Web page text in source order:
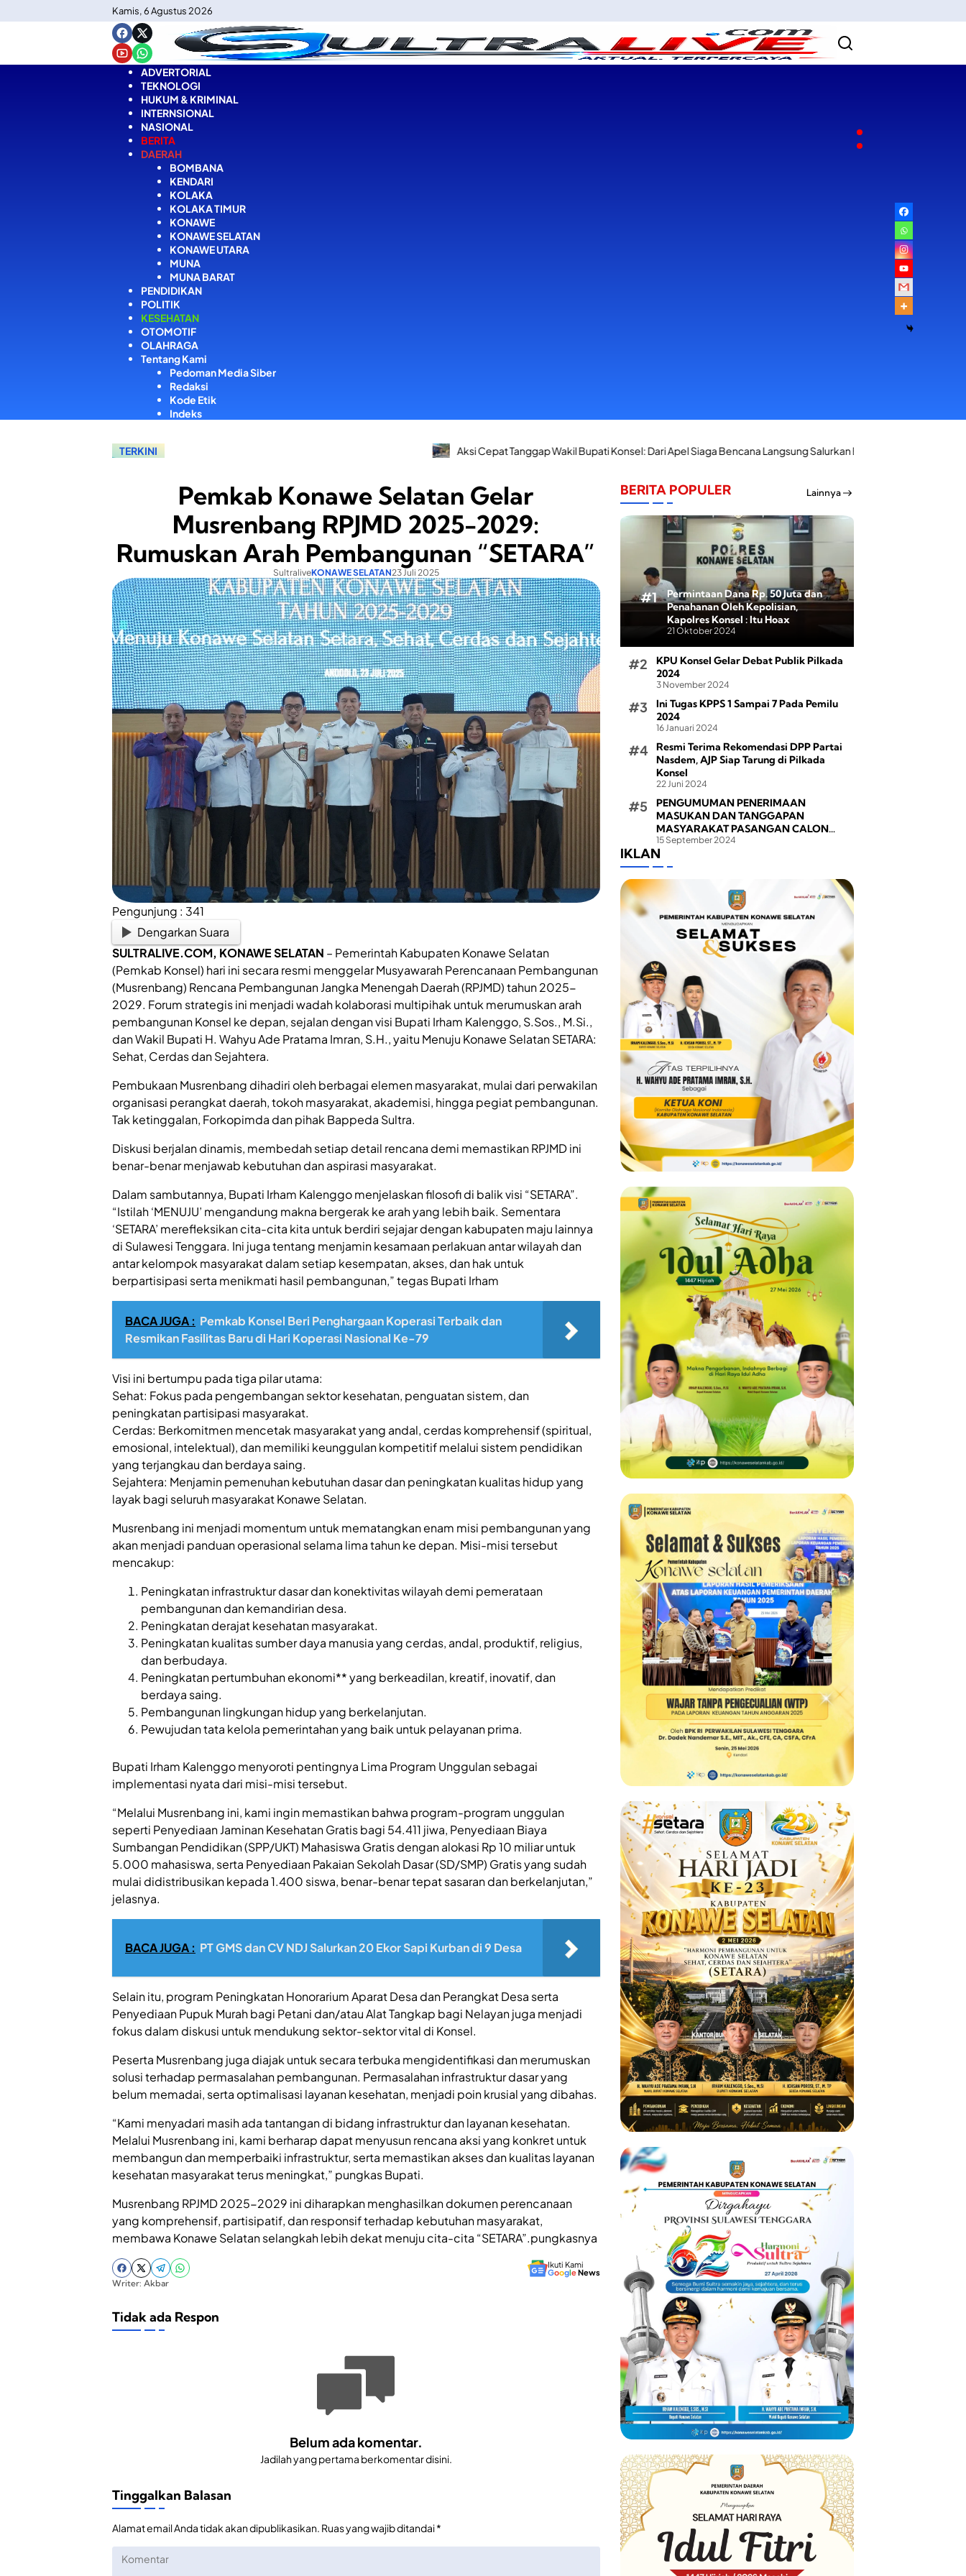
ke
Kamis, 6 Agustus 2026
ADVERTORIAL
TEKNOLOGI
HUKUM & KRIMINAL
INTERNSIONAL
NASIONAL
BERITA
DAERAH
BOMBANA
KENDARI
KOLAKA
KOLAKA TIMUR
KONAWE
KONAWE SELATAN
KONAWE UTARA
MUNA
MUNA BARAT
PENDIDIKAN
POLITIK
KESEHATAN
OTOMOTIF
OLAHRAGA
Tentang Kami
Pedoman Media Siber
Redaksi
Kode Etik
Indeks
TERKINI Aksi Cepat Tanggap Wakil Bupati Konsel: Dari Apel Siaga Bencana Langsung Salurkan Bantuan Korban Kebakaran di Palangga
Pemkab Konawe Selatan Gelar
Musrenbang RPJMD 2025-2029:
Rumuskan Arah Pembangunan “SETARA”
SultraliveKONAWE SELATAN23 Juli 2025
Pengunjung : 341
Dengarkan Suara
SULTRALIVE.COM, KONAWE SELATAN – Pemerintah Kabupaten Konawe Selatan
(Pemkab Konsel) hari ini secara resmi menggelar Musyawarah Perencanaan Pembangunan
(Musrenbang) Rencana Pembangunan Jangka Menengah Daerah (RPJMD) tahun 2025-
2029. Forum strategis ini menjadi wadah kolaborasi multipihak untuk merumuskan arah
pembangunan Konsel ke depan, sejalan dengan visi Bupati Irham Kalenggo, S.Sos., M.Si.,
dan Wakil Bupati H. Wahyu Ade Pratama Imran, S.H., yaitu Menuju Konawe Selatan SETARA:
Sehat, Cerdas dan Sejahtera.
Pembukaan Musrenbang dihadiri oleh berbagai elemen masyarakat, mulai dari perwakilan
organisasi perangkat daerah, tokoh masyarakat, akademisi, hingga pegiat pembangunan.
Tak ketinggalan, Forkopimda dan pihak Bappeda Sultra.
Diskusi berjalan dinamis, membedah setiap detail rencana demi memastikan RPJMD ini
benar-benar menjawab kebutuhan dan aspirasi masyarakat.
Dalam sambutannya, Bupati Irham Kalenggo menjelaskan filosofi di balik visi “SETARA”.
“Istilah ‘MENUJU’ mengandung makna bergerak ke arah yang lebih baik. Sementara
‘SETARA’ merefleksikan cita-cita kita untuk berdiri sejajar dengan kabupaten maju lainnya
di Sulawesi Tenggara. Ini juga tentang menjamin kesamaan perlakuan antar wilayah dan
antar kelompok masyarakat dalam setiap kesempatan, akses, dan hak untuk
berpartisipasi serta menikmati hasil pembangunan,” tegas Bupati Irham
BACA JUGA : Pemkab Konsel Beri Penghargaan Koperasi Terbaik dan
Resmikan Fasilitas Baru di Hari Koperasi Nasional Ke-79
Visi ini bertumpu pada tiga pilar utama:
Sehat: Fokus pada pengembangan sektor kesehatan, penguatan sistem, dan
peningkatan partisipasi masyarakat.
Cerdas: Berkomitmen mencetak masyarakat yang andal, cerdas komprehensif (spiritual,
emosional, intelektual), dan memiliki keunggulan kompetitif melalui sistem pendidikan
yang terjangkau dan berdaya saing.
Sejahtera: Menjamin pemenuhan kebutuhan dasar dan peningkatan kualitas hidup yang
layak bagi seluruh masyarakat Konawe Selatan.
Musrenbang ini menjadi momentum untuk mematangkan enam misi pembangunan yang
akan menjadi panduan operasional selama lima tahun ke depan. Misi-misi tersebut
mencakup:
Peningkatan infrastruktur dasar dan konektivitas wilayah demi pemerataan
pembangunan dan kemandirian desa.
Peningkatan derajat kesehatan masyarakat.
Peningkatan kualitas sumber daya manusia yang cerdas, andal, produktif, religius,
dan berbudaya.
Peningkatan pertumbuhan ekonomi** yang berkeadilan, kreatif, inovatif, dan
berdaya saing.
Pembangunan lingkungan hidup yang berkelanjutan.
Pewujudan tata kelola pemerintahan yang baik untuk pelayanan prima.
Bupati Irham Kalenggo menyoroti pentingnya Lima Program Unggulan sebagai
implementasi nyata dari misi-misi tersebut.
“Melalui Musrenbang ini, kami ingin memastikan bahwa program-program unggulan
seperti Penyediaan Jaminan Kesehatan Gratis bagi 54.411 jiwa, Penyediaan Biaya
Sumbangan Pendidikan (SPP/UKT) Mahasiswa Gratis dengan alokasi Rp 10 miliar untuk
5.000 mahasiswa, serta Penyediaan Pakaian Sekolah Dasar (SD/SMP) Gratis yang sudah
mulai didistribusikan kepada 1.400 siswa, benar-benar tepat sasaran dan berkelanjutan,”
jelasnya.
BACA JUGA : PT GMS dan CV NDJ Salurkan 20 Ekor Sapi Kurban di 9 Desa
Selain itu, program Peningkatan Honorarium Aparat Desa dan Perangkat Desa serta
Penyediaan Pupuk Murah bagi Petani dan/atau Alat Tangkap bagi Nelayan juga menjadi
fokus dalam diskusi untuk mendukung sektor-sektor vital di Konsel.
Peserta Musrenbang juga diajak untuk secara terbuka mengidentifikasi dan merumuskan
solusi terhadap permasalahan pembangunan. Permasalahan infrastruktur dasar yang
belum memadai, serta optimalisasi layanan kesehatan, menjadi poin krusial yang dibahas.
“Kami menyadari masih ada tantangan di bidang infrastruktur dan layanan kesehatan.
Melalui Musrenbang ini, kami berharap dapat menyusun rencana aksi yang konkret untuk
membangun dan memperbaiki infrastruktur, serta memastikan akses dan kualitas layanan
kesehatan masyarakat terus meningkat,” pungkas Bupati.
Musrenbang RPJMD 2025-2029 ini diharapkan menghasilkan dokumen perencanaan
yang komprehensif, partisipatif, dan responsif terhadap kebutuhan masyarakat,
membawa Konawe Selatan selangkah lebih dekat menuju cita-cita “SETARA”.pungkasnya
Ikuti Kami
GoogleNews
Writer: Akbar
Tidak ada Respon
Belum ada komentar.
Jadilah yang pertama berkomentar disini.
Tinggalkan Balasan
Alamat email Anda tidak akan dipublikasikan. Ruas yang wajib ditandai*
BERITA POPULER Lainnya
Permintaan Dana Rp. 50 Juta dan
Penahanan Oleh Kepolisian,
Kapolres Konsel : Itu Hoax
21 Oktober 2024
KPU Konsel Gelar Debat Publik Pilkada
2024
3 November 2024
Ini Tugas KPPS 1 Sampai 7 Pada Pemilu
2024
16 Januari 2024
Resmi Terima Rekomendasi DPP Partai
Nasdem, AJP Siap Tarung di Pilkada
Konsel
22 Juni 2024
PENGUMUMAN PENERIMAAN
MASUKAN DAN TANGGAPAN
MASYARAKAT PASANGAN CALON
BUPATI DAN WAKIL BUPATI PADA
PEMILIHAN BUPATI DAN WAKIL BUPATI
KONAWE SELATAN TAHUN 2024
15 September 2024
IKLAN